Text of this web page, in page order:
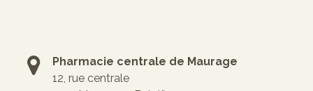
Pharmacie centrale de Maurage
12, rue centrale